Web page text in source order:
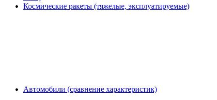
Космические ракеты (тяжелые, эксплуатируемые)
Автомобили (сравнение характеристик)